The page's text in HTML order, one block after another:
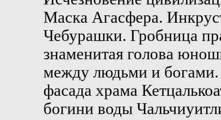
Маска Агасфера.
Чебурашки. Гробница
знаменитая голова
между людьми и богами.
фасада храма
богини воды